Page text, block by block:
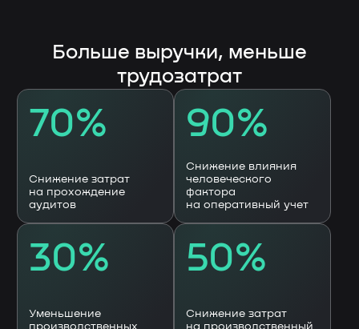
Продукты
Автоматизация бизнес процессов
Бережливые технологии
Клиентам
О компании
Кейсы
Публикации
Контакты
ответственностью «НЕЛУМБО-
АВТОМАТИЗАЦИЯ»
ООО «НЕЛУМБО-АВТОМАТИЗАЦИЯ»
ИНН: 5256214441
ОГРН: 1255200007996
ОКВЭД 62.01 «Разработка
компьютерного программного
обеспечения», 62.02, 62.03, 62.09, 63.11
а также оказание услуг в отношении программ